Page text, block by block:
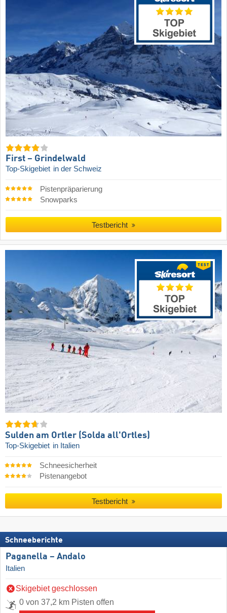
First – Grindelwald
Top-Skigebiet in der Schweiz
Pistenpräparierung
Snowparks
Testbericht
Sulden am Ortler (Solda all'Ortles)
Top-Skigebiet in Italien
Schneesicherheit
Pistenangebot
Testbericht
Schneeberichte
Paganella – Andalo
Italien
Skigebiet geschlossen
0 von 37,2 km Pisten offen